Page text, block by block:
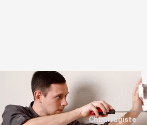
Chauffagiste